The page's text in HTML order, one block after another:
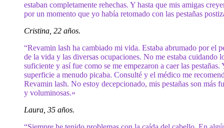
estaban completamente rehechas. Y hasta que mis amigas
por un momento que yo había retomado con las pestañas
Cristina, 22 años.
“Revamin lash ha cambiado mi vida. Estaba abrumado por el
de la vida y las diversas ocupaciones. No me estaba cuidando
suficiente y así fue como se me empezaron a caer las pestañas.
superficie a menudo picaba. Consulté y el médico me
Revamin lash. No estoy decepcionado, mis pestañas son más
y voluminosas.»
Laura, 35 años.